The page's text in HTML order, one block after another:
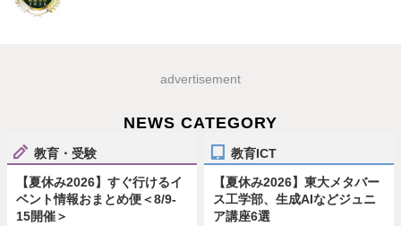
advertisement
NEWS CATEGORY
教育・受験
【夏休み2026】すぐ行けるイ
ベント情報おまとめ便＜8/9-
15開催＞
教育ICT
【夏休み2026】東大メタバー
ス工学部、生成AIなどジュニ
ア講座6選